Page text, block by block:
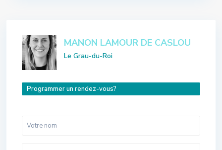
MANON LAMOUR DE CASLOU
Le Grau-du-Roi
Programmer un rendez-vous?